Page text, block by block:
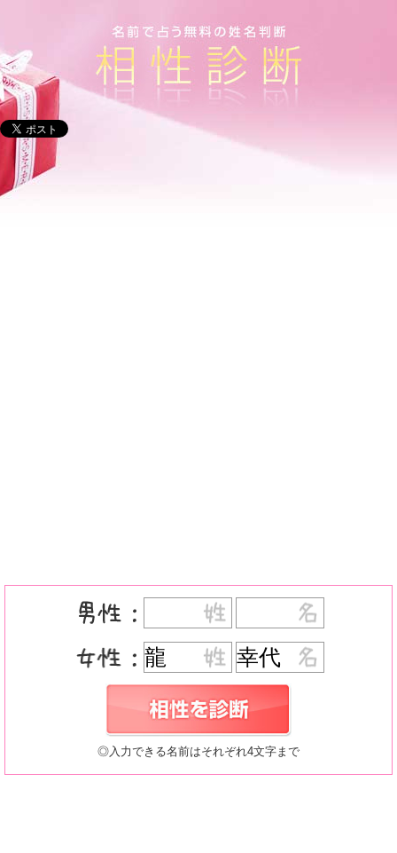
◎入力できる名前はそれぞれ4文字まで